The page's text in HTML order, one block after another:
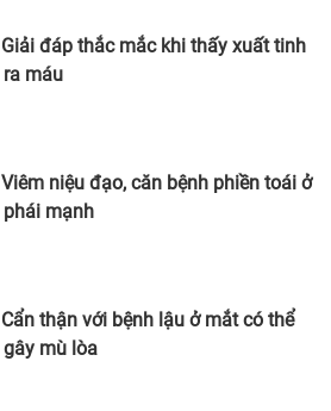
Giải đáp thắc mắc khi thấy xuất tinh
ra máu
Viêm niệu đạo, căn bệnh phiền toái ở
phái mạnh
Cẩn thận với bệnh lậu ở mắt có thể
gây mù lòa